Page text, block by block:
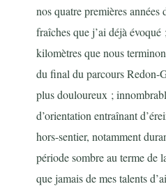
nos quatre premières
fraîches que j’ai déjà
kilomètres que nous
du final du parcours Redon-
plus douloureux ;
d’orientation entraînant
hors-sentier, notamment
période sombre au terme de
que jamais de mes talents